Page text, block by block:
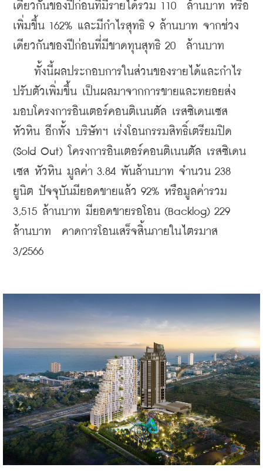
เดียวกันของปีก่อนที่มีรายได้รวม 110  ล้านบาท หรือ
เพิ่มขึ้น 162% และมีกำไรสุทธิ 9 ล้านบาท จากช่วง
เดียวกันของปีก่อนที่มีขาดทุนสุทธิ 20  ล้านบาท
ทั้งนี้ผลประกอบการในส่วนของรายได้และกำไร
ปรับตัวเพิ่มขึ้น เป็นผลมาจากการขายและทยอยส่ง
มอบโครงการอินเตอร์คอนติเนนตัล เรสซิเดนเซส
หัวหิน อีกทั้ง บริษัทฯ เร่งโอนกรรมสิทธิ์เตรียมปิด
(Sold Out) โครงการอินเตอร์คอนติเนนตัล เรสซิเดน
เซส หัวหิน มูลค่า 3.84 พันล้านบาท จำนวน 238
ยูนิต ปัจจุบันมียอดขายแล้ว 92% หรือมูลค่ารวม
3,515 ล้านบาท มียอดขายรอโอน (Backlog) 229
ล้านบาท  คาดการโอนเสร็จสิ้นภายในไตรมาส
3/2566